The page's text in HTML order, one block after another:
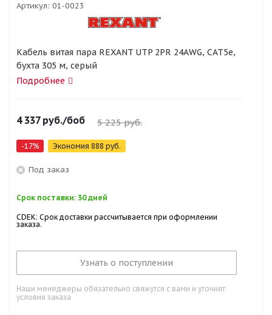
Артикул: 01-0023
Кабель витая пара REXANT UTP 2PR 24AWG, CAT5e,
бухта 305 м, серый
Подробнее
4 337руб./боб 5 225руб.
-17% Экономия 888 руб.
Под заказ
Срок поставки: 30 дней
CDEK: Срок доставки рассчитывается при оформлении
заказа.
Узнать о поступлении
Наши менеджеры обязательно свяжутся с вами и уточнят
условия заказа